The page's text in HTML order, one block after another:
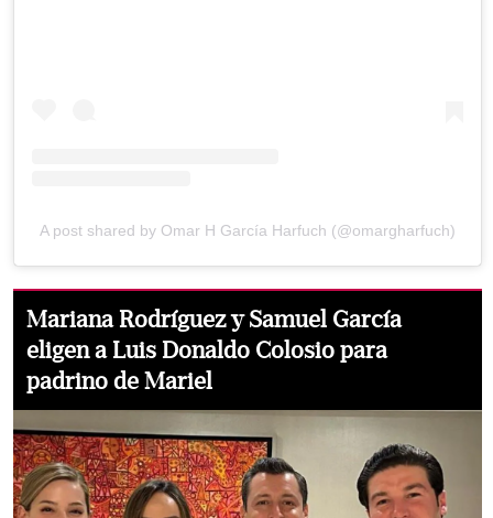
A post shared by Omar H García Harfuch (@omargharfuch)
Mariana Rodríguez y Samuel García
eligen a Luis Donaldo Colosio para
padrino de Mariel